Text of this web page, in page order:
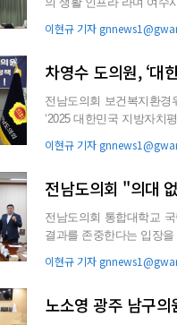
이현규 기자
차영수 도의원, ‘대
전남도의회 보건복지환
‘2025 대한민국 지방자치
이현규 기자
전남도의회 "의대
전남도의회 통합대학교
결과를 존중한다는 입장
이현규 기자
노소영 광주 남구